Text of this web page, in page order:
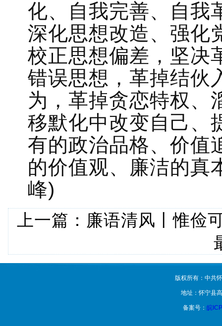
化、自我完善、自我
深化思想改造、强化
校正思想偏差，坚决
错误思想，革掉结伙
为，革掉贪恋特权、
移默化中改变自己、
有的政治品格、价值
的价值观、廉洁的真
峰)
上一篇： 廉语清风丨惟俭
版权所有：中共
地址：怀宁县
备案号： 皖